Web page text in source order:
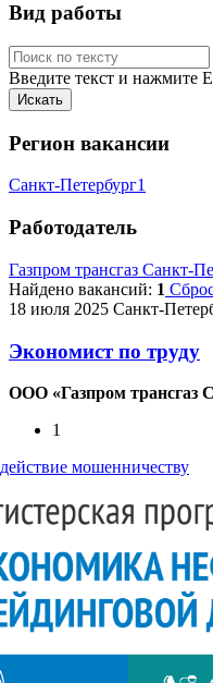
Вид работы
Введите текст и нажмите
Регион вакансии
Санкт-Петербург1
Работодатель
Газпром трансгаз Санкт-
Найдено вакансий: 1
18 июля 2025 Санкт-
Экономист по труду
ООО «Газпром трансгаз
1
мошенничеству